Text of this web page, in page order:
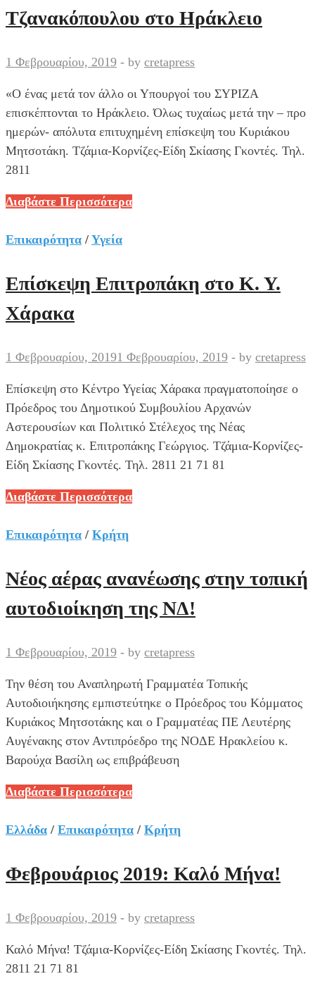
Τζανακόπουλου στο Ηράκλειο
1 Φεβρουαρίου, 2019 - by cretapress
«Ο ένας μετά τον άλλο οι Υπουργοί του ΣΥΡΙΖΑ
επισκέπτονται το Ηράκλειο. Όλως τυχαίως μετά την – προ
ημερών- απόλυτα επιτυχημένη επίσκεψη του Κυριάκου
Μητσοτάκη. Τζάμια-Κορνίζες-Είδη Σκίασης Γκοντές. Τηλ.
2811
Δήλωση
Π.Ε.
–
Βουλευτή
Ηρακλείου
Λευτέρη
για
την
επίσκεψη
Τζανακόπουλου
στο
Ηράκλειο
Διαβάστε Περισσότερα
Επικαιρότητα / Υγεία
Επίσκεψη Επιτροπάκη στο Κ. Υ.
Χάρακα
1 Φεβρουαρίου, 20191 Φεβρουαρίου, 2019 - by cretapress
Επίσκεψη στο Κέντρο Υγείας Χάρακα πραγματοποίησε ο
Πρόεδρος του Δημοτικού Συμβουλίου Αρχανών
Αστερουσίων και Πολιτικό Στέλεχος της Νέας
Δημοκρατίας κ. Επιτροπάκης Γεώργιος. Τζάμια-Κορνίζες-
Είδη Σκίασης Γκοντές. Τηλ. 2811 21 71 81
Επίσκεψη
στο
Υ.
Χάρακα
Διαβάστε Περισσότερα
Επικαιρότητα / Κρήτη
Νέος αέρας ανανέωσης στην τοπική
αυτοδιοίκηση της ΝΔ!
1 Φεβρουαρίου, 2019 - by cretapress
Την θέση του Αναπληρωτή Γραμματέα Τοπικής
Αυτοδιοιήκησης εμπιστεύτηκε ο Πρόεδρος του Κόμματος
Κυριάκος Μητσοτάκης και ο Γραμματέας ΠΕ Λευτέρης
Αυγένακης στον Αντιπρόεδρο της ΝΟΔΕ Ηρακλείου κ.
Βαρούχα Βασίλη ως επιβράβευση
Νέος
ανανέωσης
τοπική
αυτοδιοίκηση
ΝΔ!
Διαβάστε Περισσότερα
Ελλάδα / Επικαιρότητα / Κρήτη
Φεβρουάριος 2019: Καλό Μήνα!
1 Φεβρουαρίου, 2019 - by cretapress
Καλό Μήνα! Τζάμια-Κορνίζες-Είδη Σκίασης Γκοντές. Τηλ.
2811 21 71 81